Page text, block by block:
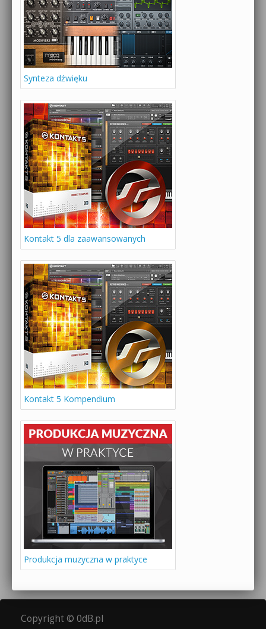
Synteza dźwięku
Kontakt 5 dla zaawansowanych
Kontakt 5 Kompendium
Produkcja muzyczna w praktyce
Copyright © 0dB.pl